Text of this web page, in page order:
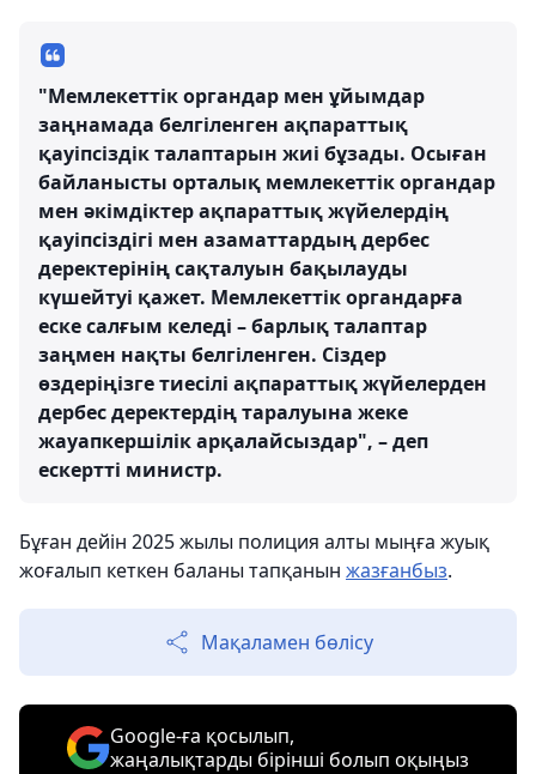
"Мемлекеттік органдар мен ұйымдар
заңнамада белгіленген ақпараттық
қауіпсіздік талаптарын жиі бұзады. Осыған
байланысты орталық мемлекеттік органдар
мен әкімдіктер ақпараттық жүйелердің
қауіпсіздігі мен азаматтардың дербес
деректерінің сақталуын бақылауды
күшейтуі қажет. Мемлекеттік органдарға
еске салғым келеді – барлық талаптар
заңмен нақты белгіленген. Сіздер
өздеріңізге тиесілі ақпараттық жүйелерден
дербес деректердің таралуына жеке
жауапкершілік арқалайсыздар", – деп
ескертті министр.
Бұған дейін 2025 жылы полиция алты мыңға жуық
жоғалып кеткен баланы тапқанын жазғанбыз.
Мақаламен бөлісу
Google-ға қосылып,
жаңалықтарды бірінші болып оқыңыз